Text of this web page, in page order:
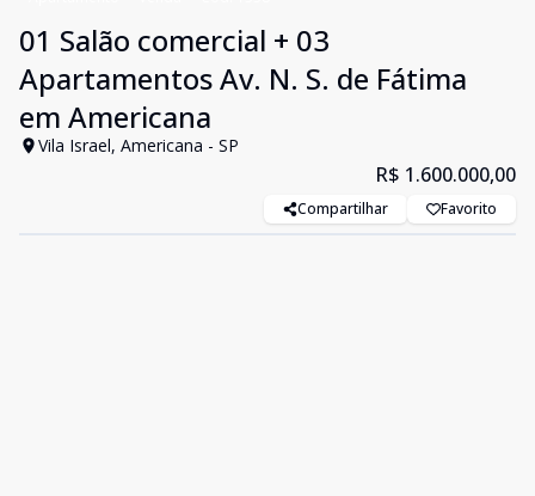
01 Salão comercial + 03
Apartamentos Av. N. S. de Fátima
em Americana
Vila Israel, Americana - SP
R$ 1.600.000,00
Compartilhar Favorito